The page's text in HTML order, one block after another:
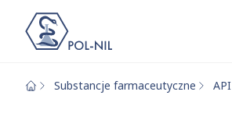
Substancje farmaceutyczne API